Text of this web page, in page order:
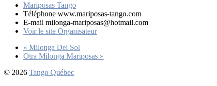
Mariposas Tango
Téléphone www.mariposas-tango.com
E-mail milonga-mariposas@hotmail.com
Voir le site Organisateur
« Milonga Del Sol
Otra Milonga Mariposas »
© 2026 Tango Québec